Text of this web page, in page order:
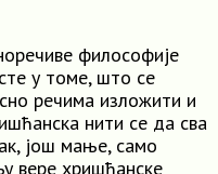
философије
у томе, што се
речима изложити и
нити се да сва
још мање, само
вере хришћанске